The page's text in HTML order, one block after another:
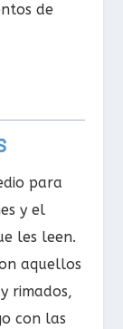
de
para
y el
les leen.
aquellos
rimados,
con las